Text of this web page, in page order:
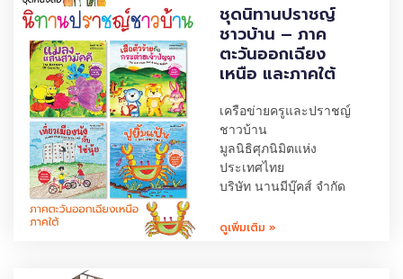
ชุดนิทานปราชญ์
ชาวบ้าน – ภาค
ตะวันออกเฉียง
เหนือ และภาคใต้
เครือข่ายครูและปราชญ์
ชาวบ้าน
มูลนิธิศุภนิมิตแห่ง
ประเทศไทย
บริษัท นานมีบุ๊คส์ จำกัด
ดูเพิ่มเติม »